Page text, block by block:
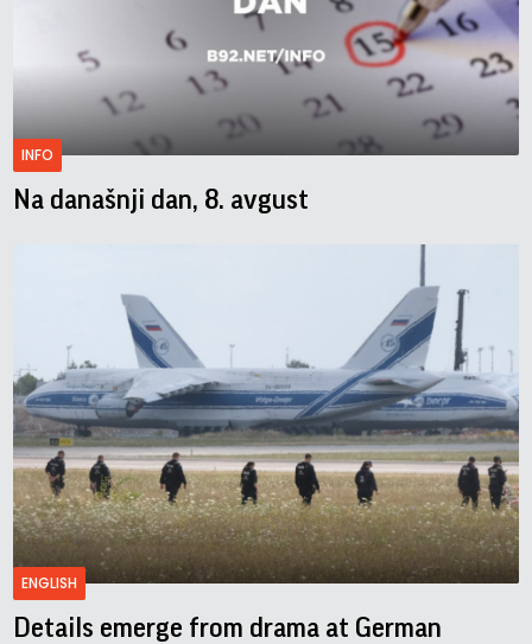
INFO
Na današnji dan, 8. avgust
ENGLISH
Details emerge from drama at German